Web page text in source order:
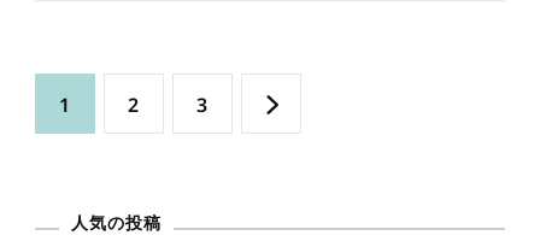
投
の
固
ペ
1 固
ペ
2 固
ペ
3
人気の投稿